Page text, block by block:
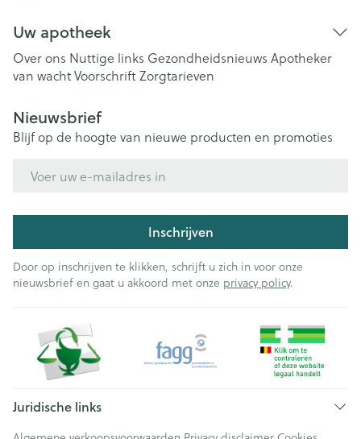
Uw apotheek
Over ons Nuttige links Gezondheidsnieuws Apotheker
van wachtVoorschriftZorgtarieven
Nieuwsbrief
Blijf op de hoogte van nieuwe producten en promoties
Inschrijven
Door op inschrijven te klikken, schrijft u zich in voor onze
nieuwsbrief en gaat u akkoord met onze privacy policy.
Juridische links